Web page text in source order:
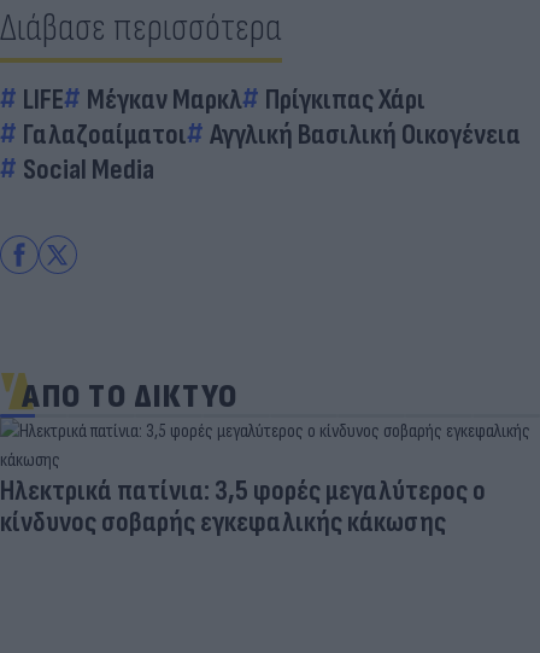
Διάβασε περισσότερα
LIFE Μέγκαν Μαρκλ
Πρίγκιπας Χάρι
Γαλαζοαίματοι
Αγγλική Βασιλική Οικογένεια
Social Media
ΑΠΟ ΤΟ ΔΙΚΤΥΟ
Ηλεκτρικά πατίνια: 3,5 φορές μεγαλύτερος ο
κίνδυνος σοβαρής εγκεφαλικής κάκωσης